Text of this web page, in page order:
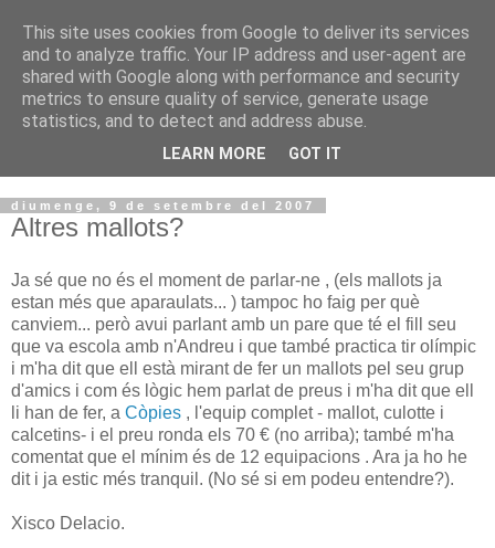
VOLTORS -2026 -
¡¡¡TENIM GANA!!!
diumenge, 9 de setembre del 2007
Altres mallots?
Ja sé que no és el moment de parlar-ne , (els mallots ja
estan més que aparaulats... ) tampoc ho faig per què
canviem... però avui parlant amb un pare que té el fill seu
que va escola amb n'Andreu i que també practica tir olímpic
i m'ha dit que ell està mirant de fer un mallots pel seu grup
d'amics i com és lògic hem parlat de preus i m'ha dit que ell
li han de fer, a Còpies , l'equip complet - mallot, culotte i
calcetins- i el preu ronda els 70 € (no arriba); també m'ha
comentat que el mínim és de 12 equipacions . Ara ja ho he
dit i ja estic més tranquil. (No sé si em podeu entendre?).
Xisco Delacio.
This site uses cookies from Google to deliver its services
and to analyze traffic. Your IP address and user-agent are
shared with Google along with performance and security
metrics to ensure quality of service, generate usage
statistics, and to detect and address abuse.
LEARN MORE GOT IT